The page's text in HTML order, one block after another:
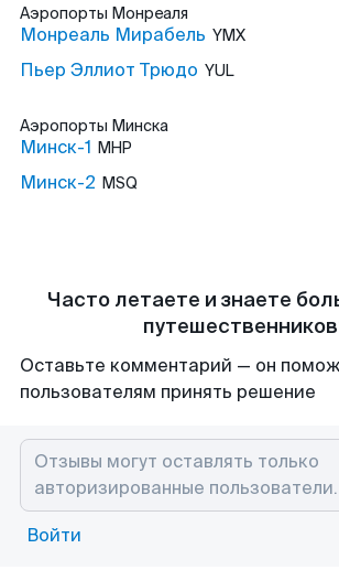
Аэропорты Монреаля
Монреаль Мирабель YMX
Пьер Эллиот Трюдо YUL
Аэропорты Минска
Минск-1 MHP
Минск-2 MSQ
Часто летаете и знаете
Оставьте комментарий — он
пользователям принять решение
Войти